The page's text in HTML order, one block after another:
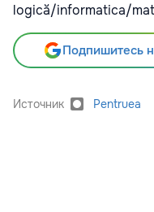
logică/informatica/
Подпишитесь
Источник Pentruea